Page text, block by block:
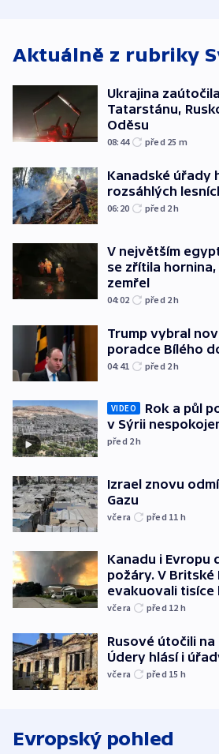
Aktuálně z rubriky
Ukrajina
Tatarstánu,
Oděsu
08:44 před 25 m
Kanadské úřady
rozsáhlých
06:20 před 2h
V největším
se zřítila
zemřel
04:02 před 2h
Trump vybral
poradce Bílého
04:41 před 2h
VIDEO
Rok a půl
v Sýrii
před 2h
Izrael znovu
Gazu
včera před 11 h
Kanadu i Evropu
požáry. V Britské
evakuovali tisíce
včera před 12 h
Rusové útočili na
Údery hlásí i
včera před 15 h
Evropský pohled